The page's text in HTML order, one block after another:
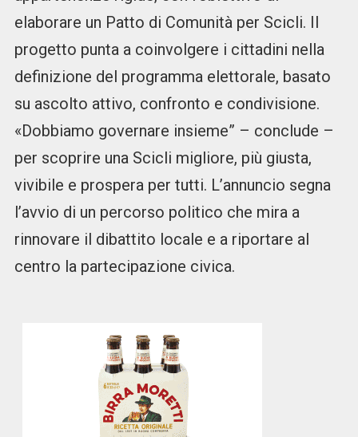
elaborare un Patto di Comunità per Scicli. Il
progetto punta a coinvolgere i cittadini nella
definizione del programma elettorale, basato
su ascolto attivo, confronto e condivisione.
«Dobbiamo governare insieme” – conclude –
per scoprire una Scicli migliore, più giusta,
vivibile e prospera per tutti. L’annuncio segna
l’avvio di un percorso politico che mira a
rinnovare il dibattito locale e a riportare al
centro la partecipazione civica.